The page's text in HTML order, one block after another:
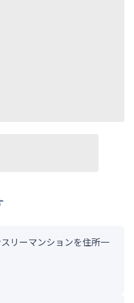
リーマンションを住所一